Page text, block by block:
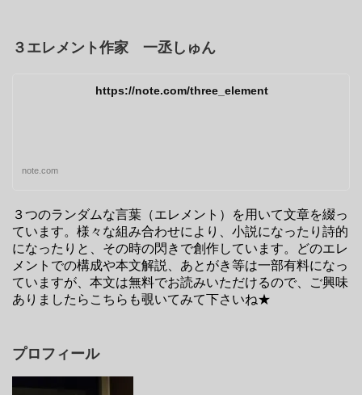
３エレメント作家 一丞しゅん
https://note.com/three_element
note.com
３つのランダムな言葉（エレメント）を用いて文章を綴っ
ています。様々な組み合わせにより、小説になったり詩的
になったりと、その時の閃きで創作しています。どのエレ
メントでの構成や本文解説、あとがき等は一部有料になっ
ていますが、本文は無料でお読みいただけるので、ご興味
ありましたらこちらも覗いてみて下さいね★
プロフィール